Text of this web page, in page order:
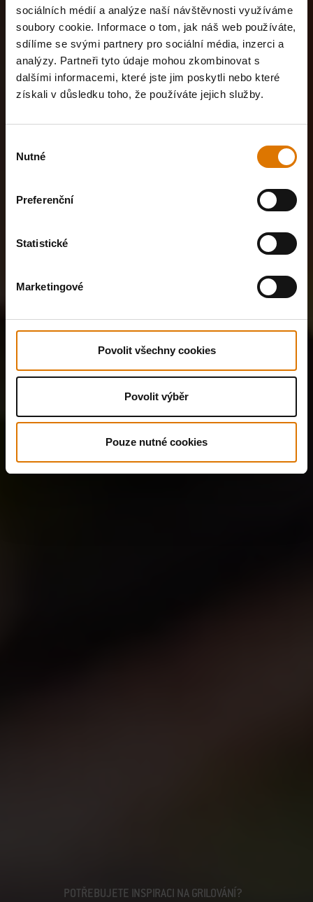
sociálních médií a analýze naší návštěvnosti využíváme
soubory cookie. Informace o tom, jak náš web používáte,
sdílíme se svými partnery pro sociální média, inzerci a
analýzy. Partneři tyto údaje mohou zkombinovat s
dalšími informacemi, které jste jim poskytli nebo které
získali v důsledku toho, že používáte jejich služby.
souhlasu
Nutné
Preferenční
Statistické
Marketingové
Povolit všechny cookies
Povolit výběr
Pouze nutné cookies
POTŘEBUJETE INSPIRACI NA GRILOVÁNÍ?